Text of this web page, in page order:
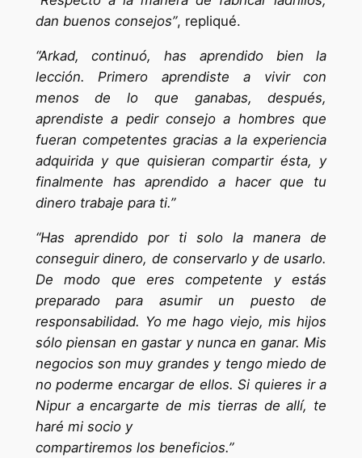
dan buenos consejos”, repliqué.
“Arkad, continuó, has aprendido bien la
lección. Primero aprendiste a vivir con
menos de lo que ganabas, después,
aprendiste a pedir consejo a hombres que
fueran competentes gracias a la experiencia
adquirida y que quisieran compartir ésta, y
finalmente has aprendido a hacer que tu
dinero trabaje para ti.”
“Has aprendido por ti solo la manera de
conseguir dinero, de conservarlo y de usarlo.
De modo que eres competente y estás
preparado para asumir un puesto de
responsabilidad. Yo me hago viejo, mis hijos
sólo piensan en gastar y nunca en ganar. Mis
negocios son muy grandes y tengo miedo de
no poderme encargar de ellos. Si quieres ir a
Nipur a encargarte de mis tierras de allí, te
haré mi socio y
compartiremos los beneficios.”